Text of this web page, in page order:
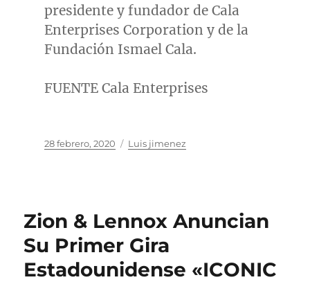
presidente y fundador de Cala
Enterprises Corporation y de la
Fundación Ismael Cala.
FUENTE Cala Enterprises
Publicado
28 febrero, 2020 Categorías
Luis jimenez
Zion & Lennox Anuncian
Su Primer Gira
Estadounidense «ICONIC